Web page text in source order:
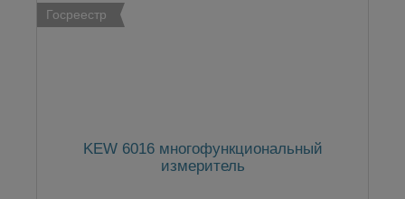
Госреестр
KEW 6016 многофункциональный
измеритель